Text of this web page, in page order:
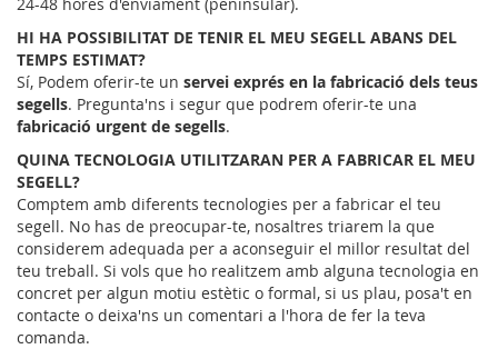
HI HA POSSIBILITAT DE TENIR EL MEU SEGELL ABANS DEL
TEMPS ESTIMAT?
Sí, Podem oferir-te un servei exprés en la fabricació dels teus
segells. Pregunta'ns i segur que podrem oferir-te una
fabricació urgent de segells.
QUINA TECNOLOGIA UTILITZARAN PER A FABRICAR EL MEU
SEGELL?
Comptem amb diferents tecnologies per a fabricar el teu
segell. No has de preocupar-te, nosaltres triarem la que
considerem adequada per a aconseguir el millor resultat del
teu treball. Si vols que ho realitzem amb alguna tecnologia en
concret per algun motiu estètic o formal, si us plau, posa't en
contacte o deixa'ns un comentari a l'hora de fer la teva
comanda.